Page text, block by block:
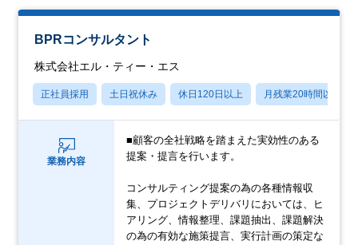
BPRコンサルタント
株式会社エル・ティー・エス
正社員採用 土日祝休み 休日120日以上 月残業20時間以内
業務内容
■顧客の全社戦略を踏まえた実効性のある
提案・提言を行います。
コンサルティング提案の為の各種情報収
集、プロジェクトデリバリにおいては、ヒ
アリング、情報整理、課題抽出、課題解決
の為の有効な施策提言、実行計画の策定な